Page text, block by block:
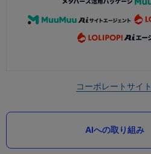
コーポレートサイト
AIへの取り組み